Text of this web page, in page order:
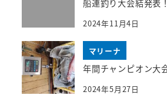
船連釣り大会結発表！
2024年11月4日
マリーナ
年間チャンピオン大
2024年5月27日